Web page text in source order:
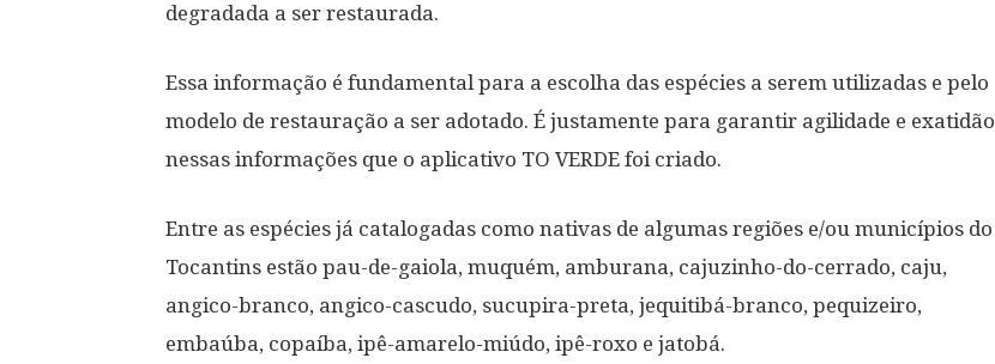
degradada a ser restaurada.
Essa informação é fundamental para a escolha das espécies a serem utilizadas e pelo
modelo de restauração a ser adotado. É justamente para garantir agilidade e exatidão
nessas informações que o aplicativo TO VERDE foi criado.
Entre as espécies já catalogadas como nativas de algumas regiões e/ou municípios do
Tocantins estão pau-de-gaiola, muquém, amburana, cajuzinho-do-cerrado, caju,
angico-branco, angico-cascudo, sucupira-preta, jequitibá-branco, pequizeiro,
embaúba, copaíba, ipê-amarelo-miúdo, ipê-roxo e jatobá.